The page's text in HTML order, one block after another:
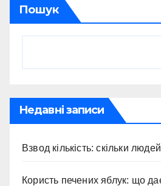
Пошук
Недавні записи
Взвод кількість: скільки
Користь печених яблук: що